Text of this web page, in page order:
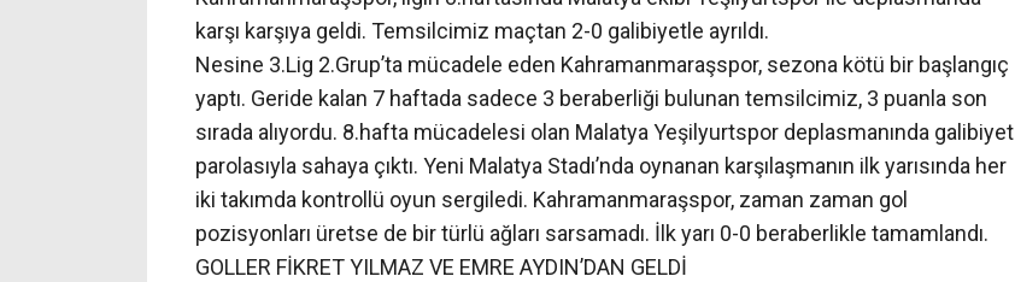
karşı karşıya geldi. Temsilcimiz maçtan 2-0 galibiyetle ayrıldı.
Nesine 3.Lig 2.Grup’ta mücadele eden Kahramanmaraşspor, sezona kötü bir başlangıç
yaptı. Geride kalan 7 haftada sadece 3 beraberliği bulunan temsilcimiz, 3 puanla son
sırada alıyordu. 8.hafta mücadelesi olan Malatya Yeşilyurtspor deplasmanında galibiyet
parolasıyla sahaya çıktı. Yeni Malatya Stadı’nda oynanan karşılaşmanın ilk yarısında her
iki takımda kontrollü oyun sergiledi. Kahramanmaraşspor, zaman zaman gol
pozisyonları üretse de bir türlü ağları sarsamadı. İlk yarı 0-0 beraberlikle tamamlandı.
GOLLER FİKRET YILMAZ VE EMRE AYDIN’DAN GELDİ